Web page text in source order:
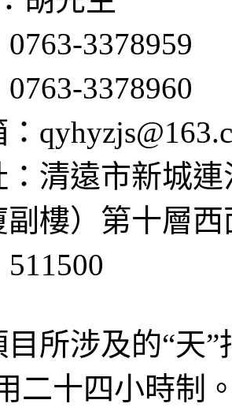
0763-3378959
0763-3378960
：清遠市新城
副樓）第十層西
511500
所涉及的“天”
二十四小時制